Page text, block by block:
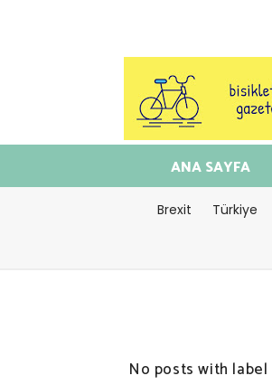
ANA SAYFA
Brexit Türkiye
No posts with label